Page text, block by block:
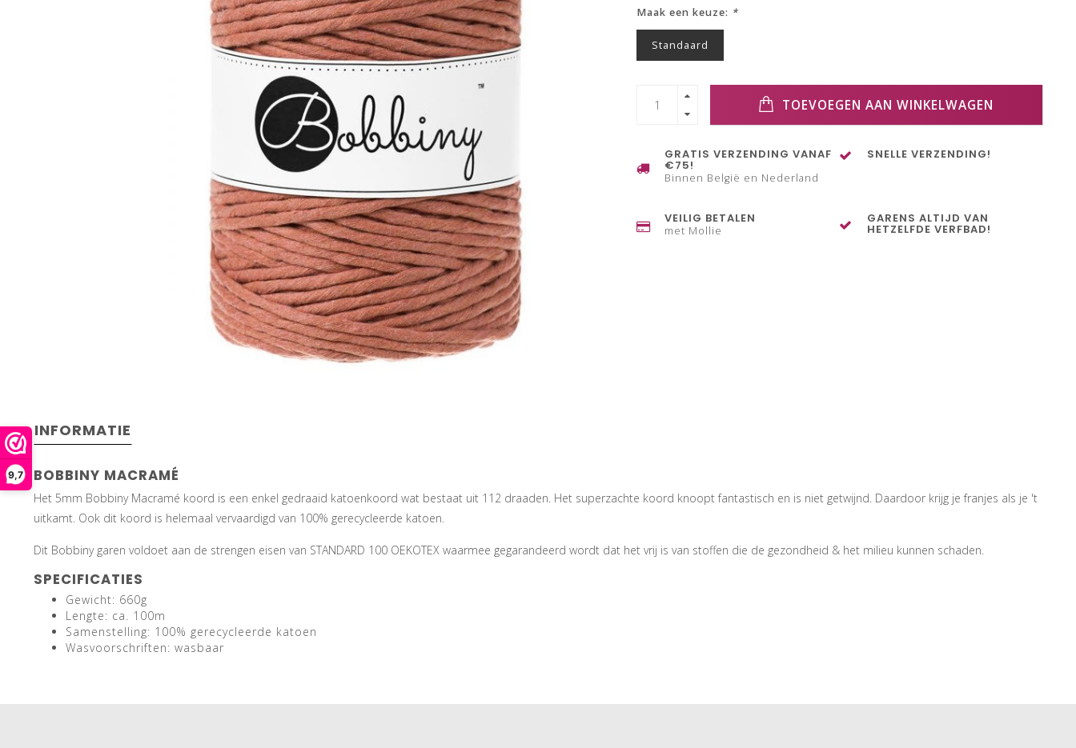
9,7
Maak een keuze: *
Standaard
TOEVOEGEN AAN WINKELWAGEN
GRATIS VERZENDING VANAF
€75!
Binnen België en Nederland
SNELLE VERZENDING!
VEILIG BETALEN
met Mollie
GARENS ALTIJD VAN
HETZELFDE VERFBAD!
INFORMATIE
BOBBINY MACRAMÉ
Het 5mm Bobbiny Macramé koord is een enkel gedraaid katoenkoord wat bestaat uit 112 draaden. Het superzachte koord knoopt fantastisch en is niet getwijnd. Daardoor krijg je franjes als je 't
uitkamt. Ook dit koord is helemaal vervaardigd van 100% gerecycleerde katoen.
Dit Bobbiny garen voldoet aan de strengen eisen van STANDARD 100 OEKOTEX waarmee gegarandeerd wordt dat het vrij is van stoffen die de gezondheid & het milieu kunnen schaden.
SPECIFICATIES
Gewicht: 660g
Lengte: ca. 100m
Samenstelling: 100% gerecycleerde katoen
Wasvoorschriften: wasbaar